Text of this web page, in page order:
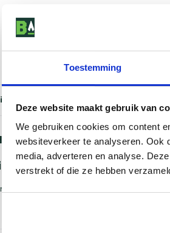
Toestemming
Deze website maakt gebruik van
We gebruiken cookies om content
websiteverkeer te analyseren. Ook
media, adverteren en analyse.
verstrekt of die ze hebben
57 cm Ø kogelbarbecues, met twee